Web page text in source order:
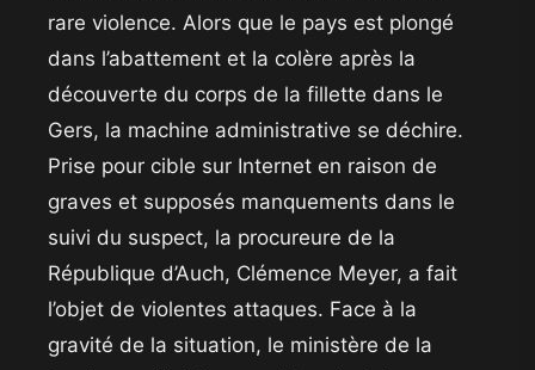
rare violence. Alors que le pays est plongé
dans l’abattement et la colère après la
découverte du corps de la fillette dans le
Gers, la machine administrative se déchire.
Prise pour cible sur Internet en raison de
graves et supposés manquements dans le
suivi du suspect, la procureure de la
République d’Auch, Clémence Meyer, a fait
l’objet de violentes attaques. Face à la
gravité de la situation, le ministère de la